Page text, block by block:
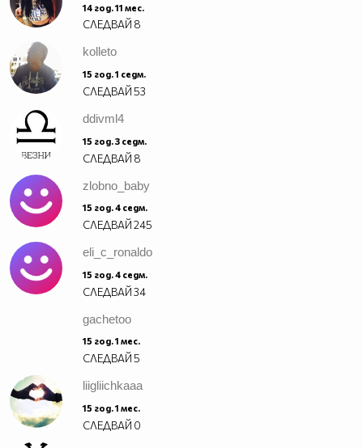
14 год. 11 мес.
СЛЕДВАЙ 8
kolleto
15 год. 1 седм.
СЛЕДВАЙ53
ddivml4
15 год. 3 седм.
СЛЕДВАЙ 8
zlobno_baby
15 год. 4 седм.
СЛЕДВАЙ245
eli_c_ronaldo
15 год. 4 седм.
СЛЕДВАЙ34
gachetoo
15 год. 1 мес.
СЛЕДВАЙ5
liigliichkaaa
15 год. 1 мес.
СЛЕДВАЙ 0